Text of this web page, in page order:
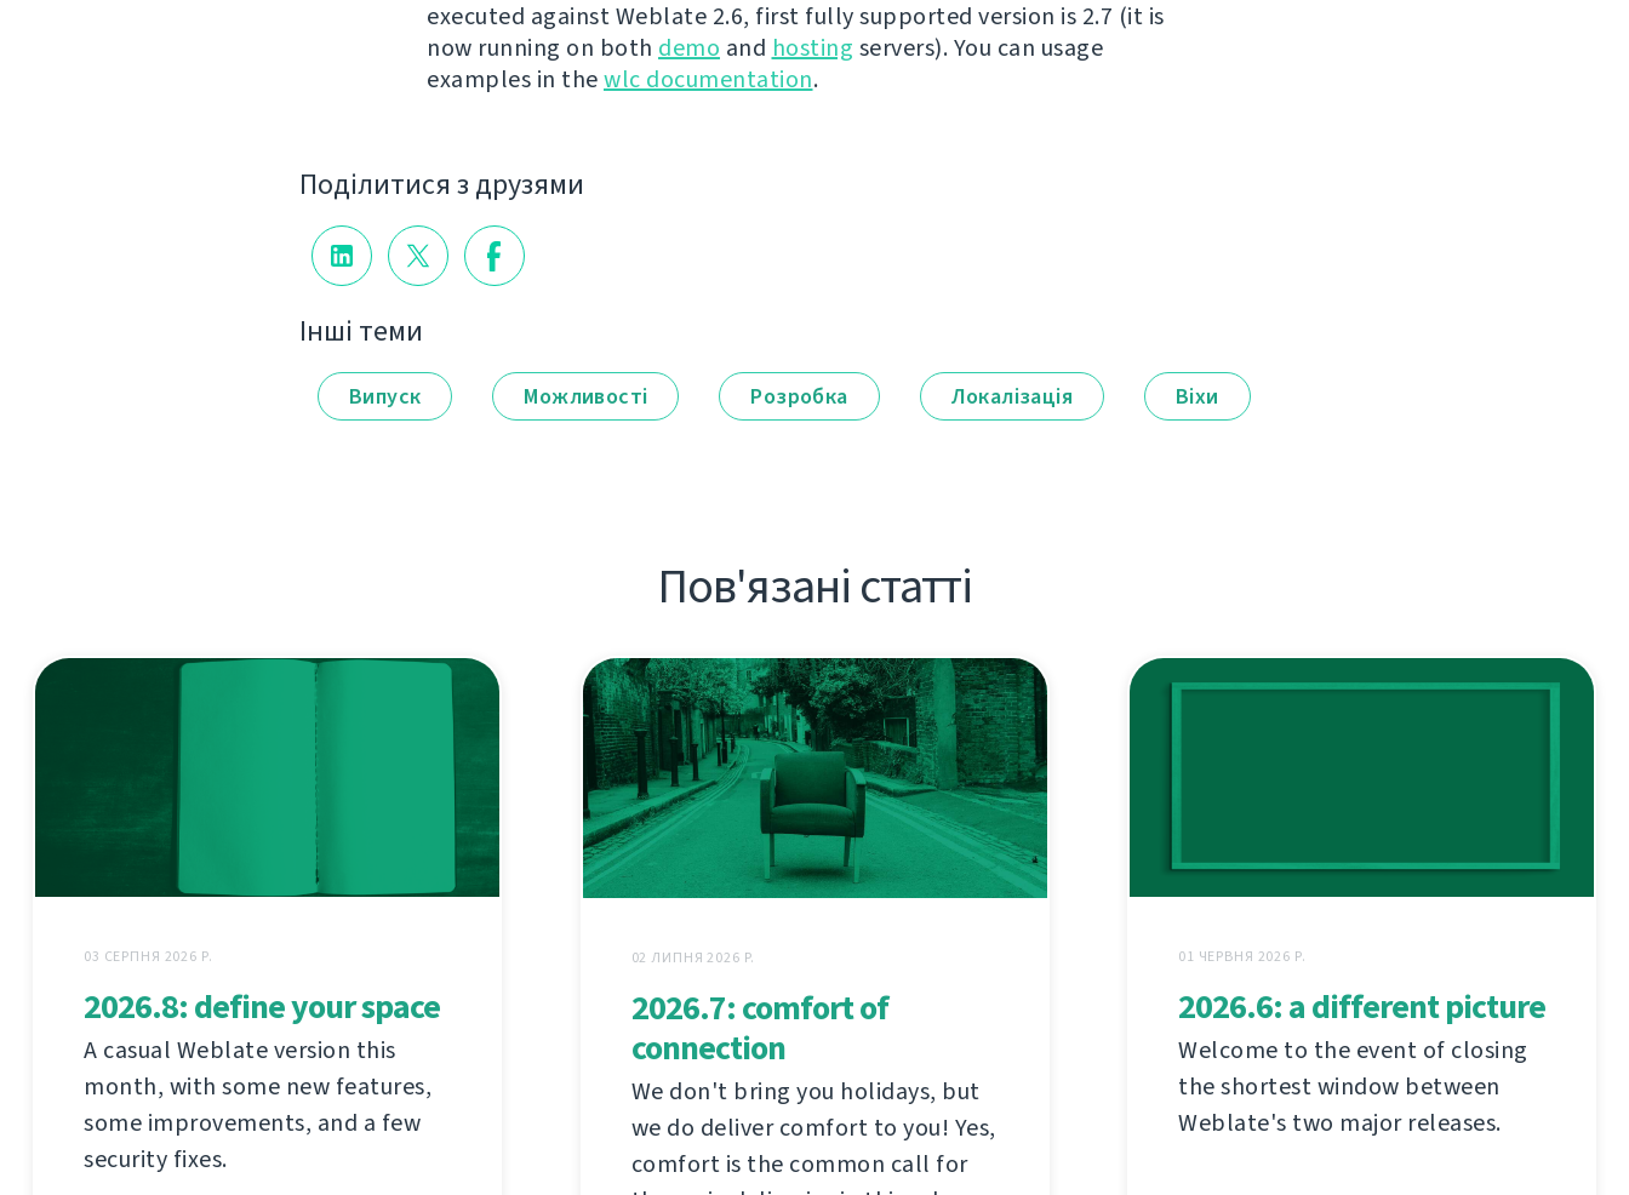
executed against Weblate 2.6, first fully supported version is 2.7 (it is
now running on both demo and hosting servers). You can usage
examples in thewlc documentation.
Поділитися з друзями
Інші теми
Випуск Можливості Розробка Локалізація Віхи
Пов'язані статті
03 СЕРПНЯ 2026 Р.
2026.8: define your space
A casual Weblate version this
month, with some new features,
some improvements, and a few
security fixes.
02 ЛИПНЯ 2026 Р.
2026.7: comfort of
connection
We don't bring you holidays, but
we do deliver comfort to you! Yes,
comfort is the common call for
01 ЧЕРВНЯ 2026 Р.
2026.6: a different picture
Welcome to the event of closing
the shortest window between
Weblate's two major releases.